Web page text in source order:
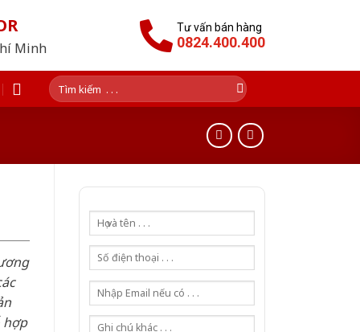
Minh
Tư vấn bán hàng
0824.400.400
Tìm
kiếm:
hợp